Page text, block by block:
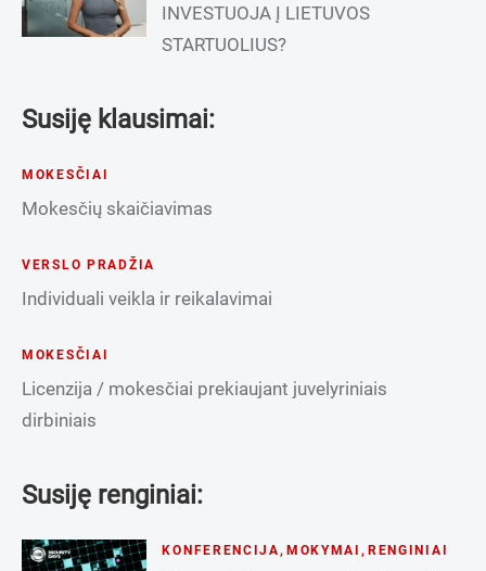
INVESTUOJA Į LIETUVOS
STARTUOLIUS?
Susiję klausimai:
MOKESČIAI
Mokesčių skaičiavimas
VERSLO PRADŽIA
Individuali veikla ir reikalavimai
MOKESČIAI
Licenzija / mokesčiai prekiaujant juvelyriniais
dirbiniais
Susiję renginiai:
KONFERENCIJA , MOKYMAI , RENGINIAI